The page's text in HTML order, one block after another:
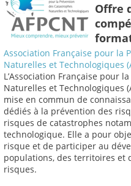
Offre
Association Française pour la
Naturelles et Technologiques
L’Association Française pour
Naturelles et Technologiques
mise en commun de
dédiés à la prévention des
risques de catastrophes
technologique. Elle a pour
risque et de participer au
populations, des territoires et
risques.